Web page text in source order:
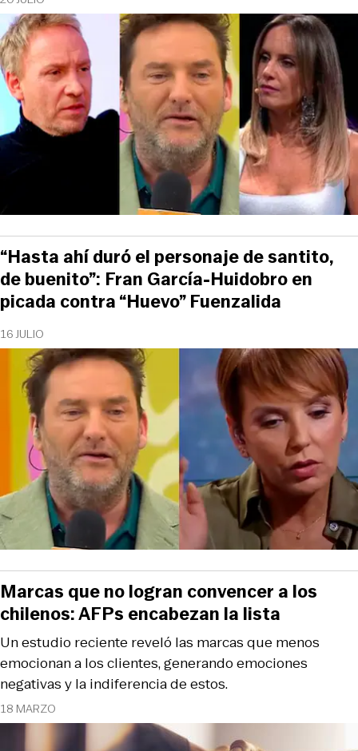
16 JULIO
“Hasta ahí duró el personaje de santito,
de buenito”: Fran García-Huidobro en
picada contra “Huevo” Fuenzalida
18 MARZO
Un estudio reciente reveló las marcas que menos
emocionan a los clientes, generando emociones
negativas y la indiferencia de estos.
Marcas que no logran convencer a los
chilenos: AFPs encabezan la lista